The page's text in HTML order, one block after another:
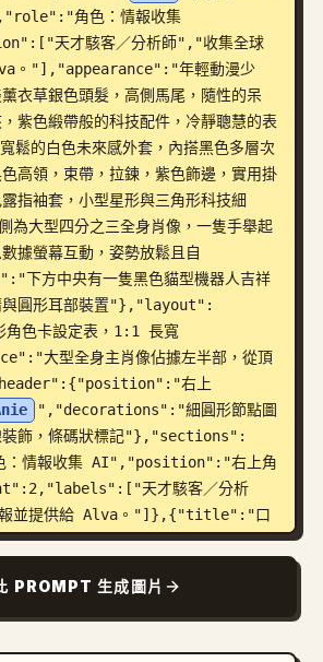
角色：情報收集
天才駭客／分析師","收集全球
。"],"appearance":"年輕動漫少
衣草銀色頭髮，高側馬尾，隨性的呆
紫色緞帶般的科技配件，冷靜聰慧的表
白色未來感外套，內搭黑色多層次
高領，束帶，拉鍊，紫色飾邊，實用掛
指袖套，小型星形與三角形科技細
大型四分之三全身肖像，一隻手舉起
據螢幕互動，姿勢放鬆且自
下方中央有一隻黑色貓型機器人吉祥
與圓形耳部裝置"},"layout":
色卡設定表，1:1 長寬
大型全身主肖像佔據左半部，從頂
右上
","decorations":"細圓形節點圖
裝飾，條碼狀標記"},"sections":
情報收集 AI","position":"右上角
天才駭客／分析
報並提供給 Alva。"]},{"title":"口
右側中
自己去看啊？","……嘛，如果能派上用
特徵","position":"右側
PROMPT 生成圖片